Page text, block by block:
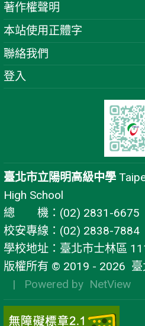
著作權聲明
本站使用正體字
聯絡我們
登入
臺北市立陽明高級中學
High School
總 機：(02) 2831-6675
校安專線：(02) 2838-7884
學校地址：臺北市士林區
版權所有 © 2019 - 2026
| Powered by NetView